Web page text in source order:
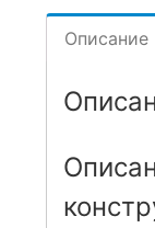
Описание